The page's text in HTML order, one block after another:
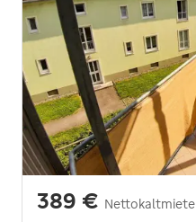
389 € Nettokaltmiete